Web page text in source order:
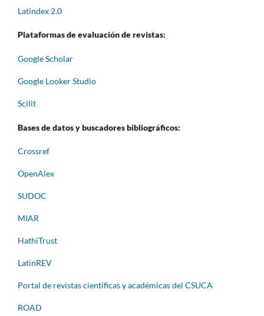
Latindex 2.0
Plataformas de evaluación de revistas:
Google Scholar
Google Looker Studio
Scilit
Bases de datos y buscadores bibliográficos:
Crossref
OpenAlex
SUDOC
MIAR
HathiTrust
LatinREV
Portal de revistas científicas y académicas del CSUCA
ROAD